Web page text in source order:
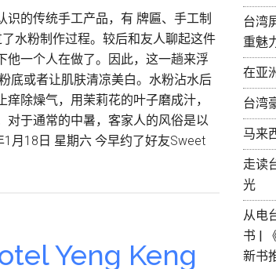
的传统手工产品，有 牌匾、手工制
水粉制作过程。较后和友人聊起这件
他一个人在做了。因此，这一趟来浮
底或者让肌肤清凉美白。水粉沾水后
除燥气，用茉莉花的叶子磨成汁，
对于通常的中暑，客家人的风俗是以
月18日 星期六 今早约了好友Sweet
Yeng Keng
台湾
重魅
在亚
台湾
马来
走读
光
从电
书 |
新书